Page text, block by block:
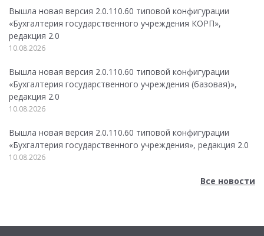
Вышла новая версия 2.0.110.60 типовой конфигурации
«Бухгалтерия государственного учреждения КОРП»,
редакция 2.0
10.08.2026
Вышла новая версия 2.0.110.60 типовой конфигурации
«Бухгалтерия государственного учреждения (базовая)»,
редакция 2.0
10.08.2026
Вышла новая версия 2.0.110.60 типовой конфигурации
«Бухгалтерия государственного учреждения», редакция 2.0
10.08.2026
Все новости